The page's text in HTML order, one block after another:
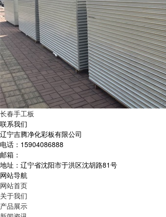
长春手工板
联系我们
辽宁吉腾净化彩板有限公司
电话：15904086888
邮箱：
地址：辽宁省沈阳市于洪区沈胡路81号
网站导航
网站首页
关于我们
产品展示